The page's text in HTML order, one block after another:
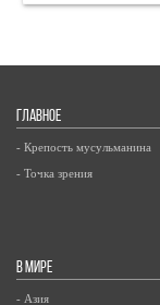
ГЛАВНОЕ
- Крепость мусульманина
- Точка зрения
В МИРЕ
- Азия